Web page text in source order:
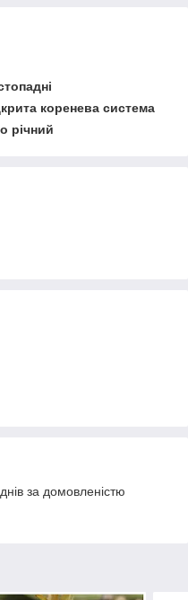
коренева система
річний
за домовленістю